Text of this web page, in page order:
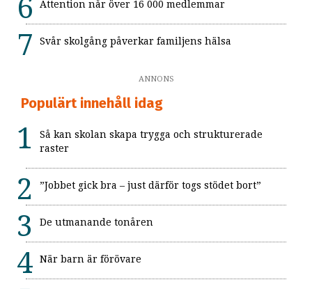
Attention når över 16 000 medlemmar
Svår skolgång påverkar familjens hälsa
ANNONS
Populärt innehåll idag
Så kan skolan skapa trygga och strukturerade
raster
”Jobbet gick bra – just därför togs stödet bort”
De utmanande tonåren
När barn är förövare